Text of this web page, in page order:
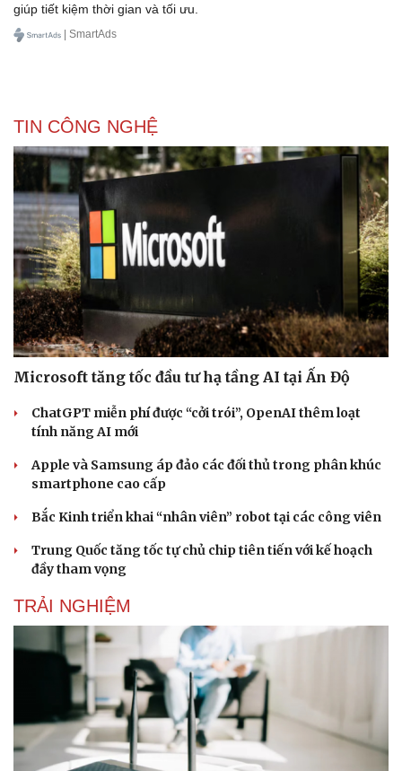
Doanh nghiệp Công nghệ
giúp tiết kiệm thời gian và tối ưu.
| SmartAds
TIN CÔNG NGHỆ
Microsoft tăng tốc đầu tư hạ tầng AI tại Ấn Độ
ChatGPT miễn phí được “cởi trói”, OpenAI thêm loạt
tính năng AI mới
Apple và Samsung áp đảo các đối thủ trong phân khúc
smartphone cao cấp
Bắc Kinh triển khai “nhân viên” robot tại các công viên
Trung Quốc tăng tốc tự chủ chip tiên tiến với kế hoạch
đầy tham vọng
TRẢI NGHIỆM